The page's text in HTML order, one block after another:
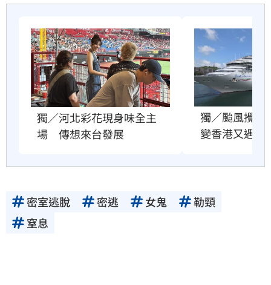
獨／河北彩花現身味全主
場　傳想來台發展
獨／颱風攪局
變香港又遇故
密室逃脫 密逃 女鬼
勒頸
窒息